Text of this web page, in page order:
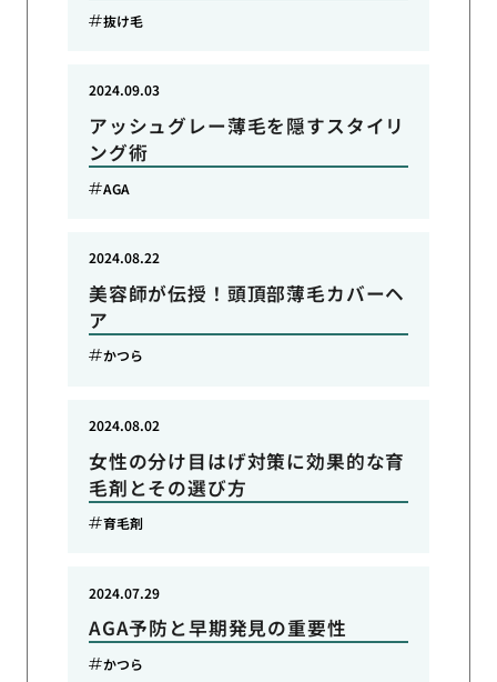
抜け毛
アッシュグレー薄毛を隠すスタイリ
ング術
2024.09.03
AGA
美容師が伝授！頭頂部薄毛カバーヘ
ア
2024.08.22
かつら
女性の分け目はげ対策に効果的な育
毛剤とその選び方
2024.08.02
育毛剤
AGA予防と早期発見の重要性
2024.07.29
かつら